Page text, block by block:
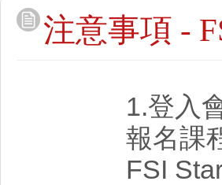
注意事項 -
1.登入
報名課
FSI